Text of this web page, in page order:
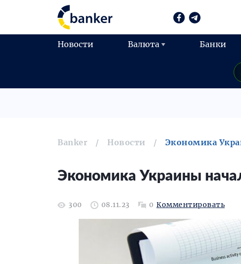
Новости Валюта Банки
Banker Новости Экономика
Экономика Украины
300 08.11.23 0 Комментировать